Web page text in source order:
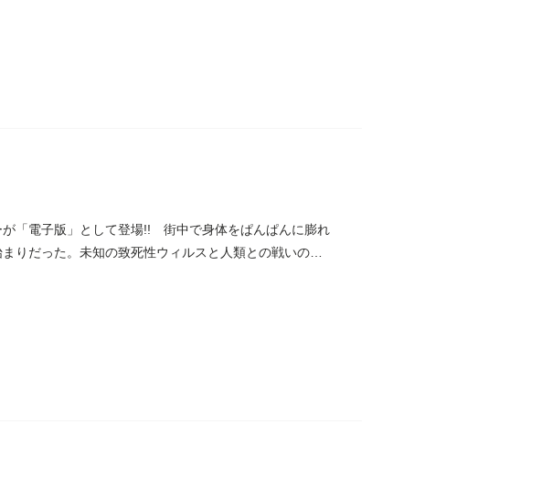
が「電子版」として登場!! 街中で身体をぱんぱんに膨れ
りだった。未知の致死性ウィルスと人類との戦いの行